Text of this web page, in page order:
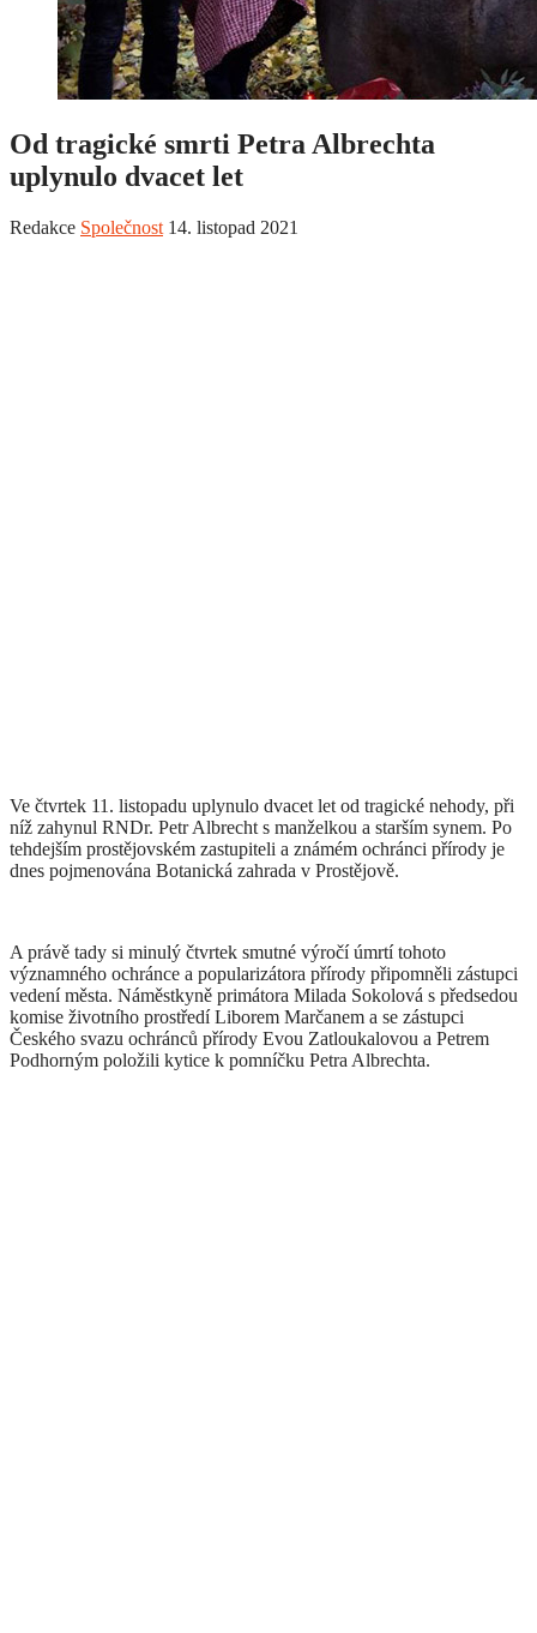
Od tragické smrti Petra Albrechta
uplynulo dvacet let
Redakce Společnost 14. listopad 2021
Ve čtvrtek 11. listopadu uplynulo dvacet let od tragické nehody, při
níž zahynul RNDr. Petr Albrecht s manželkou a starším synem. Po
tehdejším prostějovském zastupiteli a známém ochránci přírody je
dnes pojmenována Botanická zahrada v Prostějově.
A právě tady si minulý čtvrtek smutné výročí úmrtí tohoto
významného ochránce a popularizátora přírody připomněli zástupci
vedení města. Náměstkyně primátora Milada Sokolová s předsedou
komise životního prostředí Liborem Marčanem a se zástupci
Českého svazu ochránců přírody Evou Zatloukalovou a Petrem
Podhorným položili kytice k pomníčku Petra Albrechta.